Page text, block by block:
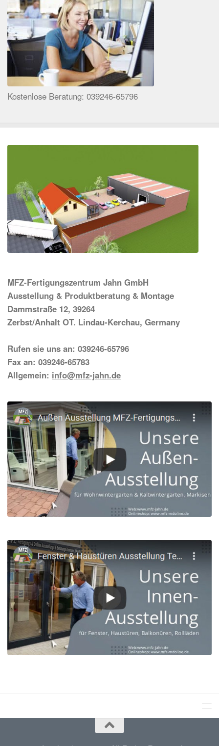
Kostenlose Beratung: 039246-65796
MFZ-Fertigungszentrum Jahn GmbH
Ausstellung & Produktberatung & Montage
Dammstraße 12, 39264
Zerbst/Anhalt OT. Lindau-Kerchau, Germany
Rufen sie uns an: 039246-65796
Fax an: 039246-65783
Allgemein: info@mfz-jahn.de